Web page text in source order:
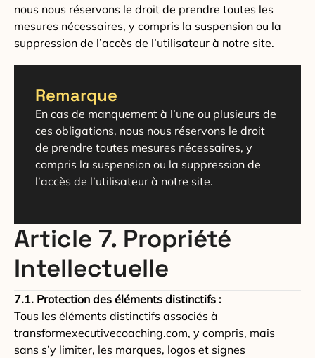
nous nous réservons le droit de prendre toutes les
mesures nécessaires, y compris la suspension ou la
suppression de l’accès de l’utilisateur à notre site.
Remarque
En cas de manquement à l’une ou plusieurs de
ces obligations, nous nous réservons le droit
de prendre toutes mesures nécessaires, y
compris la suspension ou la suppression de
l’accès de l’utilisateur à notre site.
Article 7. Propriété
Intellectuelle
7.1. Protection des éléments distinctifs :
Tous les éléments distinctifs associés à
transformexecutivecoaching.com, y compris, mais
sans s’y limiter, les marques, logos et signes